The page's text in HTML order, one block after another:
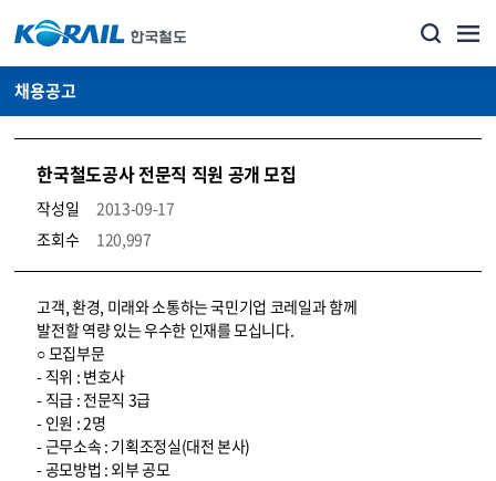
채용공고
한국철도공사 전문직 직원 공개 모집
작성일
2013-09-17
조회수
120,997
코레일소개_경영공시_채용공고 상세보기 – 내용, 파일, 담당자 연락처로 구성
고객, 환경, 미래와 소통하는 국민기업 코레일과 함께
발전할 역량 있는 우수한 인재를 모십니다.
○ 모집부문
- 직위 : 변호사
- 직급 : 전문직 3급
- 인원 : 2명
- 근무소속 : 기획조정실(대전 본사)
- 공모방법 : 외부 공모